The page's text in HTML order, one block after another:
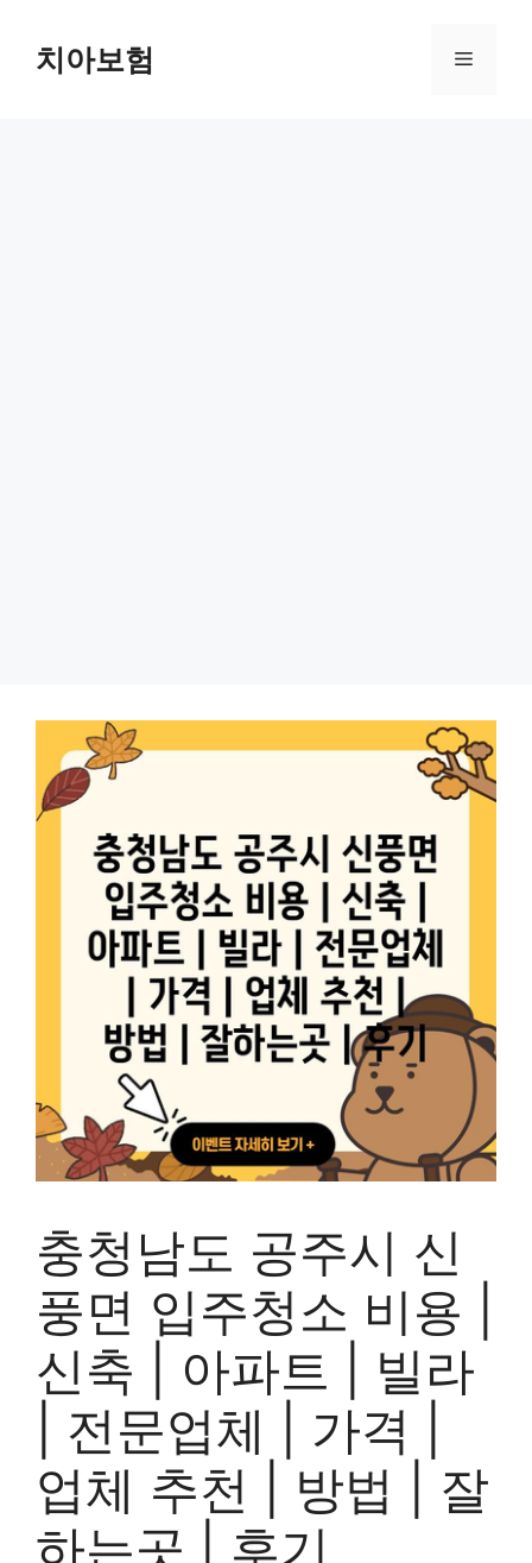
content치아보험 Menu
충청남도 공주시 신
풍면 입주청소 비용 |
신축 | 아파트 | 빌라
| 전문업체 | 가격 |
업체 추천 | 방법 | 잘
하는곳 | 후기